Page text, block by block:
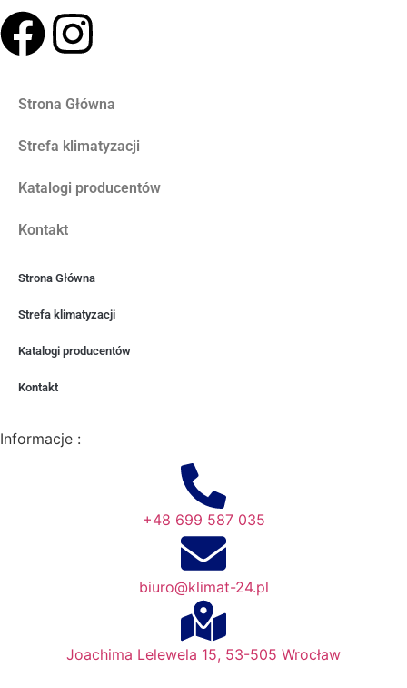
Strona Główna
Strefa klimatyzacji
Katalogi producentów
Kontakt
Strona Główna
Strefa klimatyzacji
Katalogi producentów
Kontakt
Informacje :
+48 699 587 035
biuro@klimat-24.pl
Joachima Lelewela 15, 53-505 Wrocław